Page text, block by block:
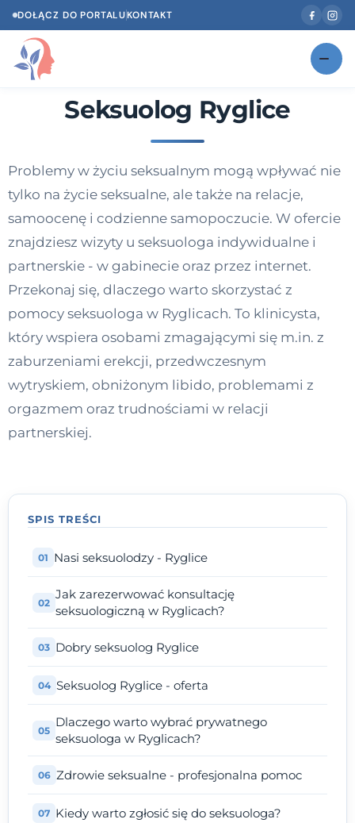
DOŁĄCZ DO PORTALUKONTAKT
Znajdź swojego specjalistęNOWOŚĆ
Według specjalizacji
Diagnozy psychologiczne
Testy psychologiczne
Dawka wiedzy
Dla specjalistów
Kontakt
Seksuolog Ryglice
Problemy w życiu seksualnym mogą wpływać nie
tylko na życie seksualne, ale także na relacje,
samoocenę i codzienne samopoczucie. W ofercie
znajdziesz wizyty u seksuologa indywidualne i
partnerskie - w gabinecie oraz przez internet.
Przekonaj się, dlaczego warto skorzystać z
pomocy seksuologa w Ryglicach. To klinicysta,
który wspiera osobami zmagającymi się m.in. z
zaburzeniami erekcji, przedwczesnym
wytryskiem, obniżonym libido, problemami z
orgazmem oraz trudnościami w relacji
partnerskiej.
SPIS TREŚCI
Nasi seksuolodzy - Ryglice
Jak zarezerwować konsultację
seksuologiczną w Ryglicach?
Dobry seksuolog Ryglice
Seksuolog Ryglice - oferta
Dlaczego warto wybrać prywatnego
seksuologa w Ryglicach?
Zdrowie seksualne - profesjonalna pomoc
Kiedy warto zgłosić się do seksuologa?